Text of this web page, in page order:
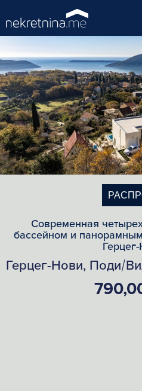
Современная
бассейном и
Герцег-Нови, Поди/